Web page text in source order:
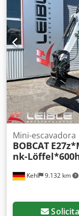
Kehl 9.132 km
Mini-escavadora
BOBCAT
nk-